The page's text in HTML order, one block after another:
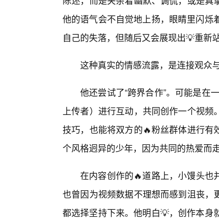
他的语气会不自觉地上扬，眼睛里闪
自己的失落，但随后又会展现出💡重新
这种真实的情感流露，是连接观众
他还尝试了“跨界合作”。可能是在
上传者）进行互动，共同创作一个视
技巧，也能将双方的🔥粉丝群体进行
个风格迥异的少年，因为共同的热爱而
在内容创作的🔥道路上，小馒头也
也曾因为视频数据不理想而感到沮丧
都选择坚持下来。他明白💡，创作本